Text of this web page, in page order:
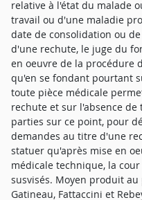
relative à l'état du malade
travail ou d'une maladie
date de consolidation ou
d'une rechute, le juge du
en oeuvre de la procédure
qu'en se fondant pourtant
toute pièce médicale
rechute et sur l'absence
parties sur ce point, pour
demandes au titre d'une
statuer qu'après mise en
médicale technique, la
susvisés. Moyen produit
Gatineau, Fattaccini et